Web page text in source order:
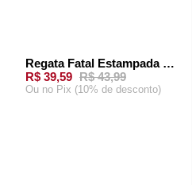
-10%Regata Fatal Estampada Branca
R$ 39,59 R$ 43,99
Ou no Pix (10% de desconto)